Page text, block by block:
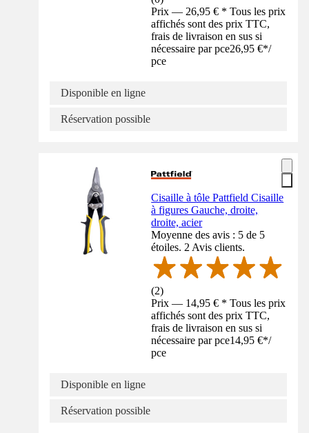
Prix — 26,95 € * Tous les prix
affichés sont des prix TTC,
frais de livraison en sus si
nécessaire par pce26,95 €*/
pce
Disponible en ligne
Réservation possible
Cisaille à tôle Pattfield Cisaille
à figures Gauche, droite,
droite, acier
Moyenne des avis : 5 de 5
étoiles. 2 Avis clients.
(2)
Prix — 14,95 € * Tous les prix
affichés sont des prix TTC,
frais de livraison en sus si
nécessaire par pce14,95 €*/
pce
Disponible en ligne
Réservation possible